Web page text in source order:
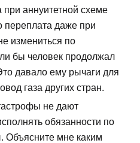
аннуитетной схеме
переплата даже при
измениться по
бы человек продолжал
давало ему рычаги для
газа других стран.
не дают
обязанности по
Объясните мне каким